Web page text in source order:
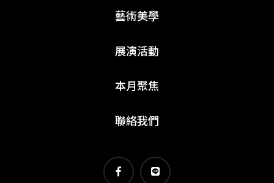
藝術美學
展演活動
本月聚焦
聯絡我們